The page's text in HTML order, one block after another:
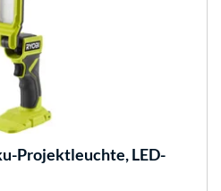
Projektleuchte, LED-